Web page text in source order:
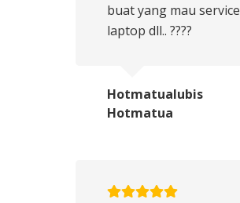
buat yang mau service
laptop dll.. ????
Hotmatualubis
Hotmatua